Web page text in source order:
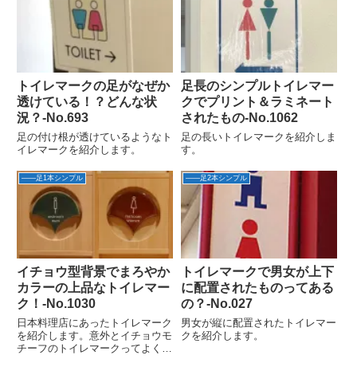
トイレマークの足がなぜか
透けている！？どんな状
況？‐No.693
足の付け根が透けているようなト
イレマークを紹介します。
足長のシンプルトイレマー
クでプリント＆ラミネート
されたもの-No.1062
足の長いトイレマークを紹介しま
す。
――足1本シンプル
イチョウ型背景でまろやか
カラーの上品なトイレマー
ク！-No.1030
日本料理店にあったトイレマーク
を紹介します。意外とイチョウモ
チーフのトイレマークってよくあ
――足2本シンプル
トイレマークで男女が上下
に配置されたものってある
の？-No.027
男女が縦に配置されたトイレマー
クを紹介します。